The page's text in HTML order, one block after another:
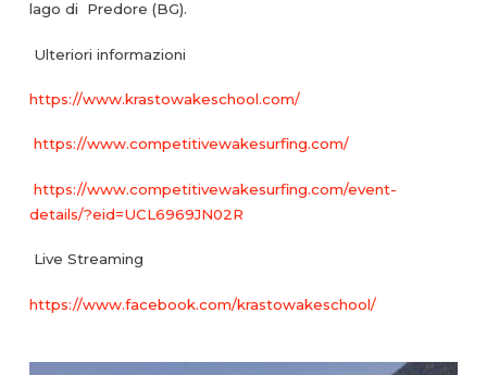
lago di Predore (BG).
Ulteriori informazioni
https://www.krastowakeschool.com/
https://www.competitivewakesurfing.com/
https://www.competitivewakesurfing.com/event-
details/?eid=UCL6969JN02R
Live Streaming
https://www.facebook.com/krastowakeschool/